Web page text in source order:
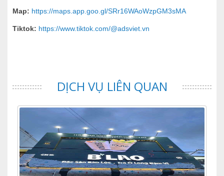
Map: https://maps.app.goo.gl/SRr16WAoWzpGM3sMA
Tiktok: https://www.tiktok.com/@adsviet.vn
DỊCH VỤ LIÊN QUAN